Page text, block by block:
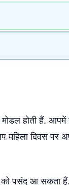
मोडल होती हैं.
दिवस पर
को पसंद आ सकता